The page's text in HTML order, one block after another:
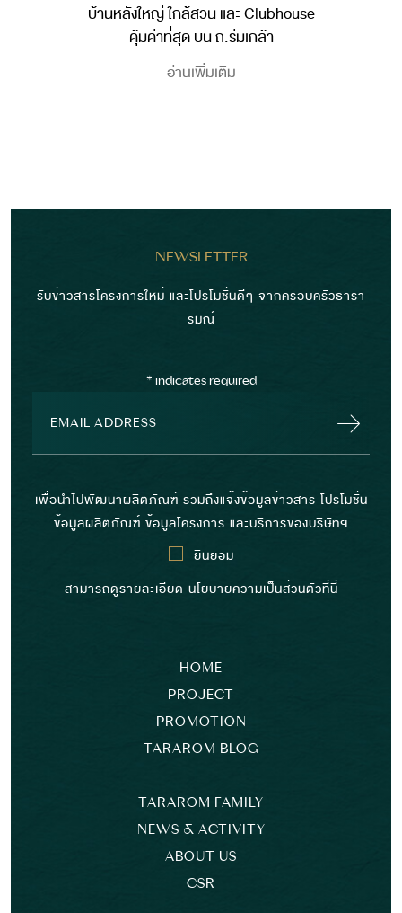
บ้านหลังใหญ่ ใกล้สวน และ Clubhouse
คุ้มค่าที่สุด บน ถ.ร่มเกล้า
อ่านเพิ่มเติม
NEWSLETTER
รับข่าวสารโครงการใหม่ และโปรโมชั่นดีๆ จากครอบครัวธารา
รมณ์
* indicates required
เพื่อนำไปพัฒนาผลิตภัณฑ์ รวมถึงแจ้งข้อมูลข่าวสาร โปรโมชั่น
ข้อมูลผลิตภัณฑ์ ข้อมูลโครงการ และบริการของบริษัทฯ
ยินยอม
สามารถดูรายละเอียด นโยบายความเป็นส่วนตัวที่นี่
HOME
PROJECT
PROMOTION
TARAROM BLOG
TARAROM FAMILY
NEWS & ACTIVITY
ABOUT US
CSR